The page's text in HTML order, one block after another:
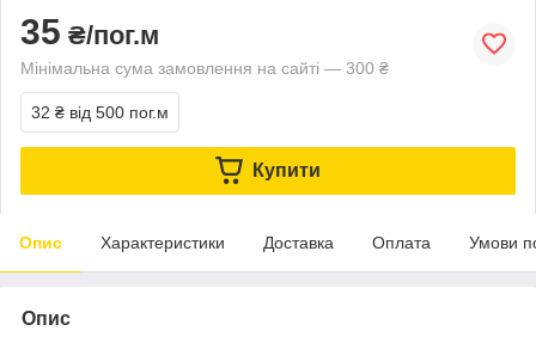
35 ₴/пог.м
Мінімальна сума замовлення на сайті — 300 ₴
32 ₴ від 500 пог.м
Купити
Опис Характеристики Доставка Оплата Умови
Опис